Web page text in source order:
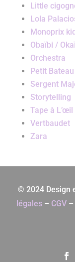
Little
Lola
Monoprix
Obaïbi /
Orchestra
Petit Bateau
Sergent
Storytelling
Tape à L’œil
Vertbaudet
Zara
© 2024 Design
légales– CGV–